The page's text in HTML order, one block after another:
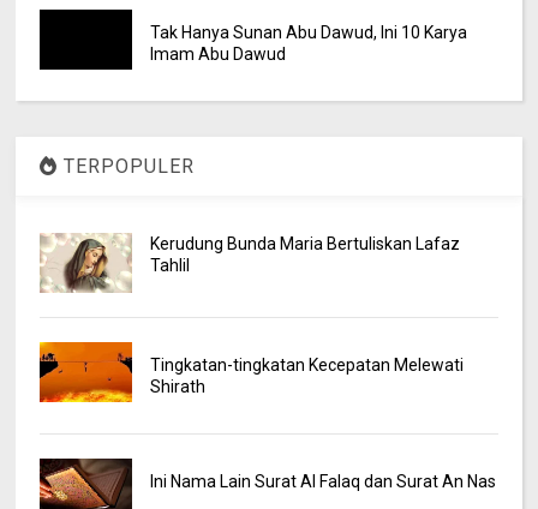
Tak Hanya Sunan Abu Dawud, Ini 10 Karya
Imam Abu Dawud
TERPOPULER
Kerudung Bunda Maria Bertuliskan Lafaz
Tahlil
Tingkatan-tingkatan Kecepatan Melewati
Shirath
Ini Nama Lain Surat Al Falaq dan Surat An Nas